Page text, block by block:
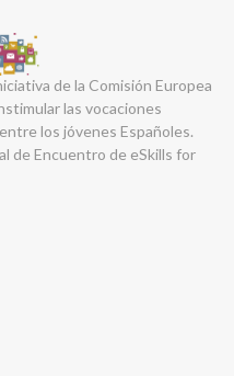
de la Comisión Europea
las vocaciones
los jóvenes Españoles.
de Encuentro de eSkills for